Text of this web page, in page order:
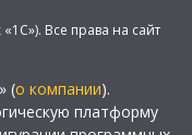
Все права на сайт
(о компании).
платформу